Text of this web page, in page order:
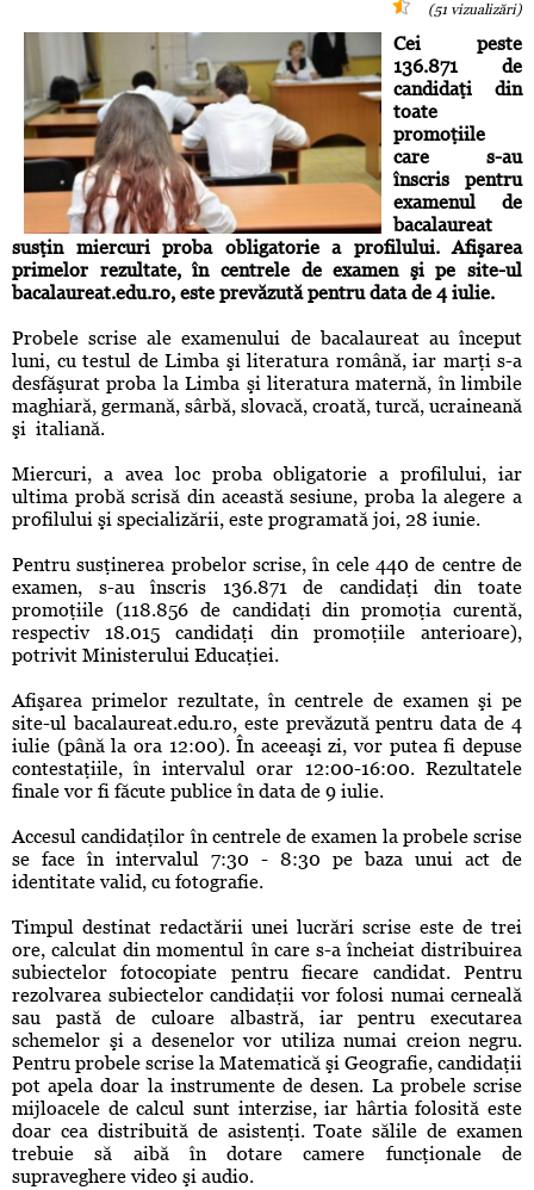
(51 vizualizări)
Cei peste
136.871 de
candidaţi din
toate
promoţiile
care s-au
înscris pentru
examenul de
bacalaureat
susţin miercuri proba obligatorie a profilului. Afişarea
primelor rezultate, în centrele de examen şi pe site-ul
bacalaureat.edu.ro, este prevăzută pentru data de 4 iulie.
Probele scrise ale examenului de bacalaureat au început
luni, cu testul de Limba şi literatura română, iar marţi s-a
desfăşurat proba la Limba şi literatura maternă, în limbile
maghiară, germană, sârbă, slovacă, croată, turcă, ucraineană
şi italiană.
Miercuri, a avea loc proba obligatorie a profilului, iar
ultima probă scrisă din această sesiune, proba la alegere a
profilului şi specializării, este programată joi, 28 iunie.
Pentru susţinerea probelor scrise, în cele 440 de centre de
examen, s-au înscris 136.871 de candidaţi din toate
promoţiile (118.856 de candidaţi din promoţia curentă,
respectiv 18.015 candidaţi din promoţiile anterioare),
potrivit Ministerului Educaţiei.
Afişarea primelor rezultate, în centrele de examen şi pe
site-ul bacalaureat.edu.ro, este prevăzută pentru data de 4
iulie (până la ora 12:00). În aceeaşi zi, vor putea fi depuse
contestaţiile, în intervalul orar 12:00-16:00. Rezultatele
finale vor fi făcute publice în data de 9 iulie.
Accesul candidaţilor în centrele de examen la probele scrise
se face în intervalul 7:30 - 8:30 pe baza unui act de
identitate valid, cu fotografie.
Timpul destinat redactării unei lucrări scrise este de trei
ore, calculat din momentul în care s-a încheiat distribuirea
subiectelor fotocopiate pentru fiecare candidat. Pentru
rezolvarea subiectelor candidaţii vor folosi numai cerneală
sau pastă de culoare albastră, iar pentru executarea
schemelor şi a desenelor vor utiliza numai creion negru.
Pentru probele scrise la Matematică şi Geografie, candidaţii
pot apela doar la instrumente de desen. La probele scrise
mijloacele de calcul sunt interzise, iar hârtia folosită este
doar cea distribuită de asistenţi. Toate sălile de examen
trebuie să aibă în dotare camere funcţionale de
supraveghere video şi audio.